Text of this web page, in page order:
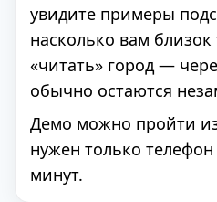
увидите примеры
насколько вам близок
«читать» город —
обычно остаются
Демо можно пройти
нужен только
минут.